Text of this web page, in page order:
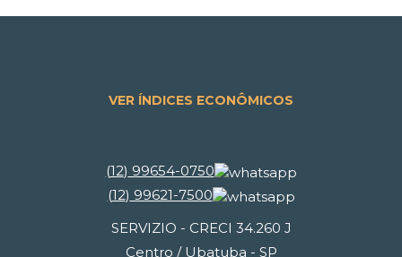
VER ÍNDICES ECONÔMICOS
(12) 99654-0750
(12) 99621-7500
SERVIZIO - CRECI 34.260 J
Centro / Ubatuba - SP